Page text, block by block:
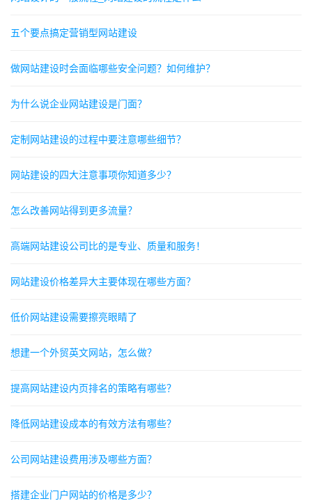
五个要点搞定营销型网站建设
做网站建设时会面临哪些安全问题？如何维护？
为什么说企业网站建设是门面？
定制网站建设的过程中要注意哪些细节？
网站建设的四大注意事项你知道多少？
怎么改善网站得到更多流量？
高端网站建设公司比的是专业、质量和服务！
网站建设价格差异大主要体现在哪些方面？
低价网站建设需要擦亮眼睛了
想建一个外贸英文网站，怎么做？
提高网站建设内页排名的策略有哪些？
降低网站建设成本的有效方法有哪些？
公司网站建设费用涉及哪些方面？
搭建企业门户网站的价格是多少？